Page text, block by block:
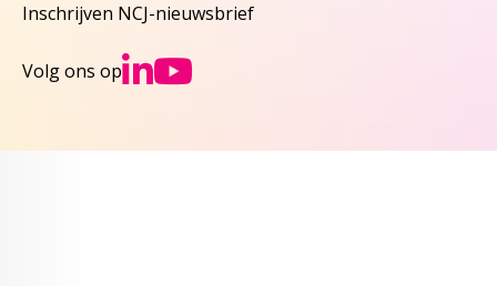
Inschrijven NCJ-nieuwsbrief
Volg ons op Ga naar NCJs